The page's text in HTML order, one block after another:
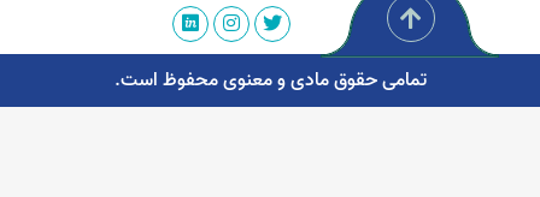
تمامی حقوق مادی و معنوی محفوظ است.